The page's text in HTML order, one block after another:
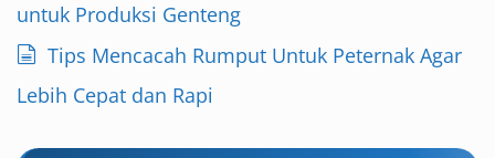
untuk Produksi Genteng
Tips Mencacah Rumput Untuk Peternak Agar
Lebih Cepat dan Rapi